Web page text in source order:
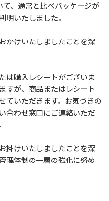
て、通常と比べパッケージが
明いたしました。
かけいたしましたことを深
は購入レシートがございま
すが、商品またはレシート
ていただきます。お気づきの
合わせ窓口にご連絡いただ
掛けいたしましたことを深
理体制の一層の強化に努め